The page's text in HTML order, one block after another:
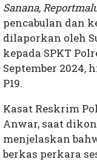
Sanana,
pencabulan dan
dilaporkan oleh
kepada SPKT
September
P19.
Kasat Reskrim
Anwar, saat
menjelaskan
berkas perkara